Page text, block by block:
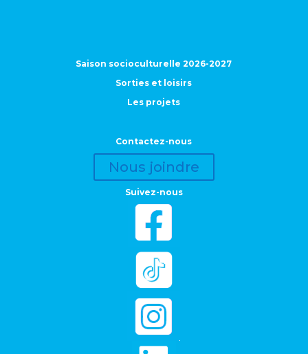
Saison socioculturelle 2026-2027
Sorties et loisirs
Les projets
Contactez-nous
Nous joindre
Suivez-nous